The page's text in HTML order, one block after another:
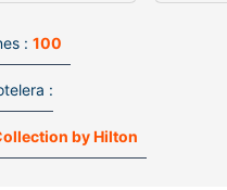
: 100
:
by Hilton